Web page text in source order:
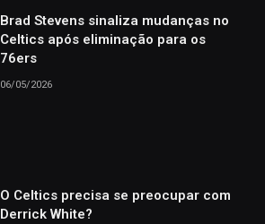
Brad Stevens sinaliza mudanças no
Celtics após eliminação para os
76ers
06/05/2026
O Celtics precisa se preocupar com
Derrick White?